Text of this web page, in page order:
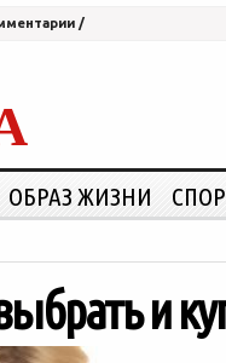
/
ОБРАЗ ЖИЗНИ
и